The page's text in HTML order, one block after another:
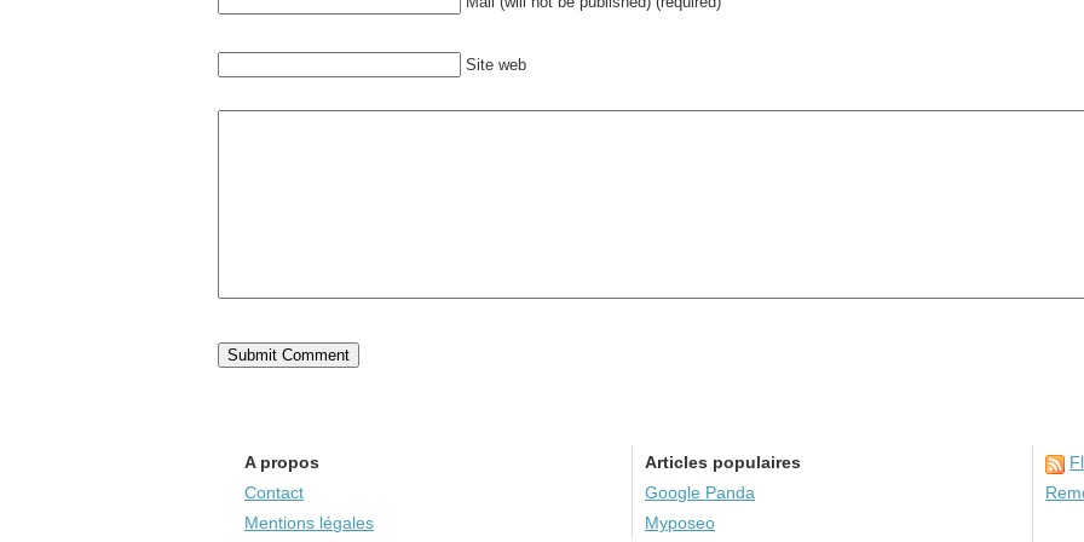
Site web
A propos
Contact
Mentions légales
Articles populaires
Google Panda
Myposeo